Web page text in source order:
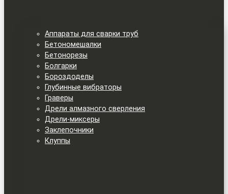
Аппараты для сварки труб
Бетономешалки
Бетонорезы
Болгарки
Бороздоделы
Глубинные вибраторы
Граверы
Дрели алмазного сверления
Дрели-миксеры
Заклепочники
Клуппы